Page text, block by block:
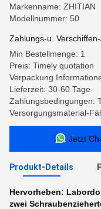
Markenname: ZHITIAN
Modellnummer: 50
Zahlungs-u.
Min Bestellmenge: 1
Preis: Timely quotation
Verpackung
Lieferzeit: 30-60 Tage
Zahlungsbedingungen:
Versorgungsmaterial-
Jetzt
Produkt-Details
Hervorheben:
zwei